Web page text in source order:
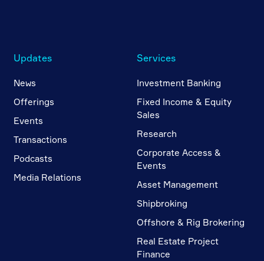
Updates
News
Offerings
Events
Transactions
Podcasts
Media Relations
Services
Investment Banking
Fixed Income & Equity
Sales
Research
Corporate Access &
Events
Asset Management
Shipbroking
Offshore & Rig Brokering
Real Estate Project
Finance